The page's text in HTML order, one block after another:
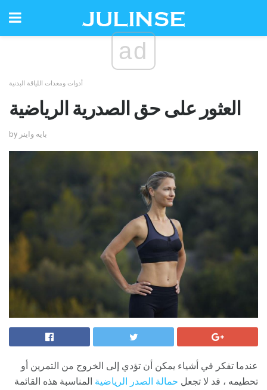
ad
أدوات ومعدات اللياقة البدنية
العثور على حق الصدرية الرياضية
by بايه واينر
عندما تفكر في أشياء يمكن أن تؤدي إلى الخروج من التمرين أو
تحطيمه ، قد لا تجعل حمالة الصدر الرياضية المناسبة هذه القائمة